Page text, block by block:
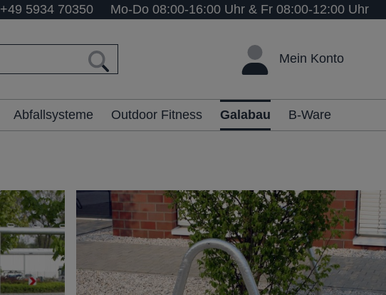
+49 5934 70350 Mo-Do 08:00-16:00 Uhr & Fr 08:00-12:00 Uhr
Mein Konto
Abfallsysteme Outdoor Fitness Galabau B-Ware